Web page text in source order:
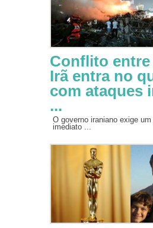
Conflito entre
Irã entra no
com ataques
...
O governo iraniano exige
imediato ...